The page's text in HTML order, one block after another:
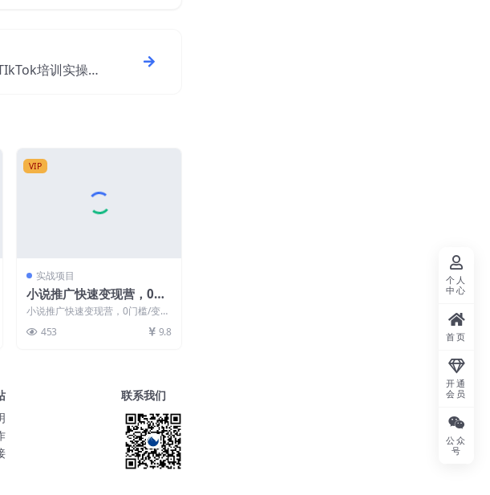
培训实操
VIP
实战项目
小说推广快速变现营，0门
槛/变现快/竞争小/前景
好，实操过程手把手针对性
教学
小说推广快速变现营，0门槛/变现
手针对性教学 业...
453 9.8
联系我们
个人
中心
首页
开通
会员
公众
号